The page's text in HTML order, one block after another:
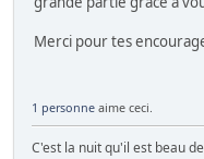
Merci pour tes
1 personne aime ceci.
C'est la nuit qu'il est beau